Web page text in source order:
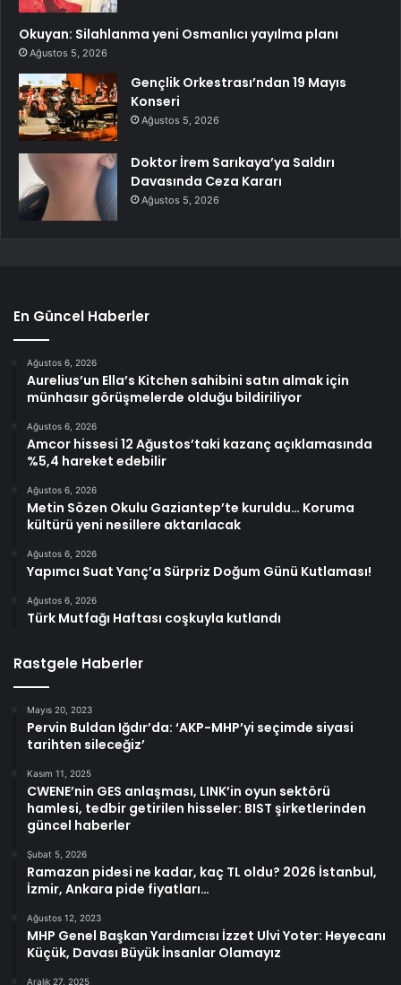
Okuyan: Silahlanma yeni Osmanlıcı yayılma planı
Ağustos 5, 2026
Gençlik Orkestrası’ndan 19 Mayıs
Konseri
Ağustos 5, 2026
Doktor İrem Sarıkaya’ya Saldırı
Davasında Ceza Kararı
Ağustos 5, 2026
En Güncel Haberler
Ağustos 6, 2026
Aurelius’un Ella’s Kitchen sahibini satın almak için
münhasır görüşmelerde olduğu bildiriliyor
Ağustos 6, 2026
Amcor hissesi 12 Ağustos’taki kazanç açıklamasında
%5,4 hareket edebilir
Ağustos 6, 2026
Metin Sözen Okulu Gaziantep’te kuruldu… Koruma
kültürü yeni nesillere aktarılacak
Ağustos 6, 2026
Yapımcı Suat Yanç’a Sürpriz Doğum Günü Kutlaması!
Ağustos 6, 2026
Türk Mutfağı Haftası coşkuyla kutlandı
Rastgele Haberler
Mayıs 20, 2023
Pervin Buldan Iğdır’da: ‘AKP-MHP’yi seçimde siyasi
tarihten sileceğiz’
Kasım 11, 2025
CWENE’nin GES anlaşması, LINK’in oyun sektörü
hamlesi, tedbir getirilen hisseler: BIST şirketlerinden
güncel haberler
Şubat 5, 2026
Ramazan pidesi ne kadar, kaç TL oldu? 2026 İstanbul,
İzmir, Ankara pide fiyatları…
Ağustos 12, 2023
MHP Genel Başkan Yardımcısı İzzet Ulvi Yoter: Heyecanı
Küçük, Davası Büyük İnsanlar Olamayız
Aralık 27, 2025